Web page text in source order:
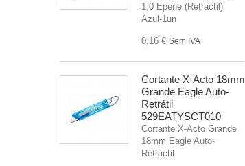
1,0 Epene (Retractil)
Azul-1un
0,16 € Sem IVA
Cortante X-Acto 18mm
Grande Eagle Auto-
Retrátil
529EATYSCT010
Cortante X-Acto Grande
18mm Eagle Auto-
Retractil